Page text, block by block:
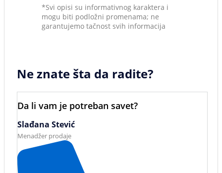
*Svi opisi su informativnog karaktera i
mogu biti podložni promenama; ne
garantujemo tačnost svih informacija
Ne znate šta da radite?
Da li vam je potreban savet?
Slađana Stević
Menadžer prodaje